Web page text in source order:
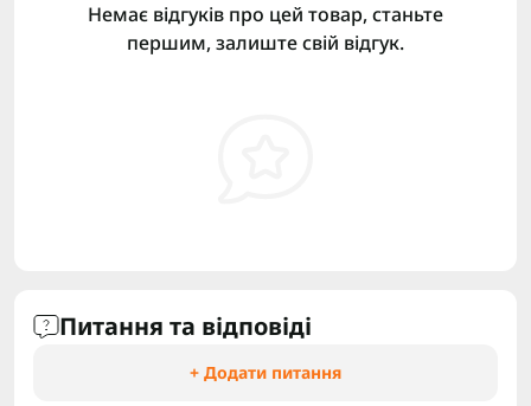
Немає відгуків про цей товар, станьте
першим, залиште свій відгук.
Питання та відповіді
+ Додати питання